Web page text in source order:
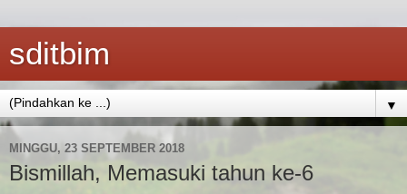
sditbim
▼
MINGGU, 23 SEPTEMBER 2018
Bismillah, Memasuki tahun ke-6